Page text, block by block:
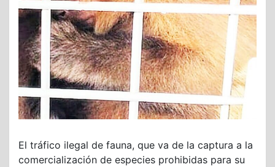
El tráfico ilegal de fauna, que va de la captura a la
comercialización de especies prohibidas para su